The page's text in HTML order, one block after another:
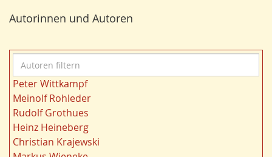
r
n
Bildung 24
Kultur 22
Kulturlandschaft
Wohnen 21
Gewässer 21
Ruhrgebiet 20
Migration/Wanderung
Strukturwandel 20
Wahl 20
Autorinnen und Autoren
u
t
o
r
e
n
Peter Wittkampf
Meinolf Rohleder
Rudolf Grothues
Heinz Heineberg
Christian Krajewski